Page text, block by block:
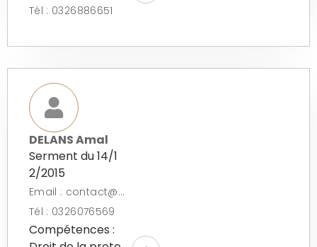
Tél : 0326886651
DELANS Amal
Serment du 14/1
2/2015
Email : contact@delans-avocat.com
Tél : 0326076569
Compétences :